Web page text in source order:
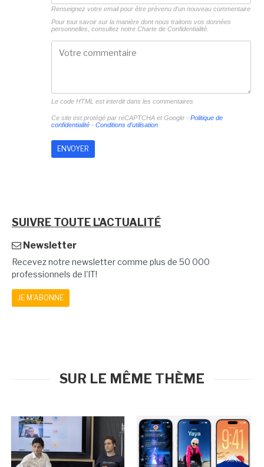
Renseignez votre email pour être prévenu d'un nouveau commentaire
Pour tout savoir sur la manière dont nous traitons vos données
personnelles, consultez notre Charte de Confidentialité.
Le code HTML est interdit dans les commentaires
Ce site est protégé par reCAPTCHA et Google - Politique de
confidentialité- Conditions d'utilisation
SUIVRE TOUTE L'ACTUALITÉ
Newsletter
Recevez notre newsletter comme plus de 50 000
professionnels de l'IT!
JE M'ABONNE
SUR LE MÊME THÈME